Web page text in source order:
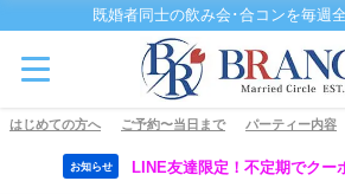
既婚者同士の飲み会･合コンを毎週
はじめての方へ ご予約〜当日まで パーティー内容
お知らせ LINE友達限定！不定期でクー